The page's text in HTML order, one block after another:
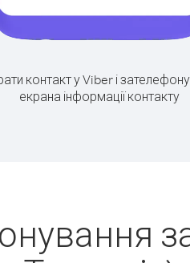
контакт у Viber і
екрана інформації контакту